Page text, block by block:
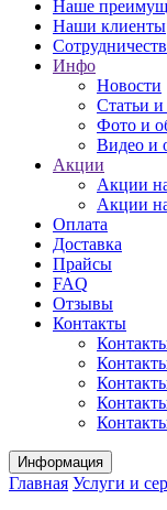
Наше
Наши клиенты
Инфо
Новости
Статьи
Фото и
Видео и
Акции
Акции
Акции
Оплата
Доставка
Прайсы
FAQ
Отзывы
Контакты
Информация
Главная Услуги и